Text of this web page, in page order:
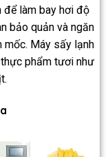
để làm bay hơi độ
bảo quản và ngăn
mốc. Máy sấy lạnh
phẩm tươi như